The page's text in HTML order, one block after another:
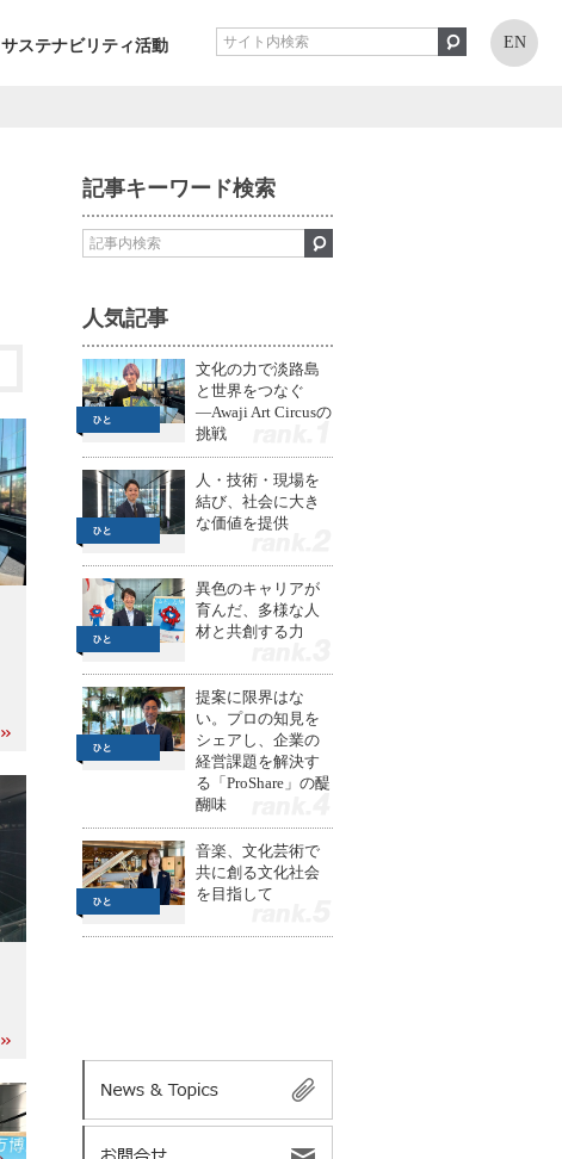
サステナビリティ活動 EN
記事キーワード検索
人気記事
文化の力で淡路島
と世界をつなぐ
—Awaji Art Circusの
挑戦
人・技術・現場を
結び、社会に大き
な価値を提供
異色のキャリアが
育んだ、多様な人
材と共創する力
提案に限界はな
い。プロの知見を
シェアし、企業の
経営課題を解決す
る「ProShare」の醍
醐味
音楽、文化芸術で
共に創る文化社会
を目指して